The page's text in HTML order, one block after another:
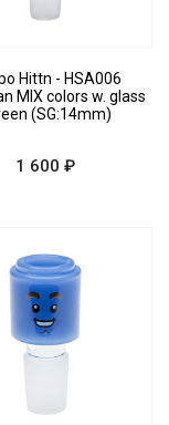
Hittn - HSA006
MIX colors w. glass
(SG:14mm)
1 600 ₽